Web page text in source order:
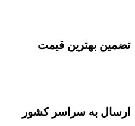
تضمین بهترین قیمت
ارسال به سراسر کشور